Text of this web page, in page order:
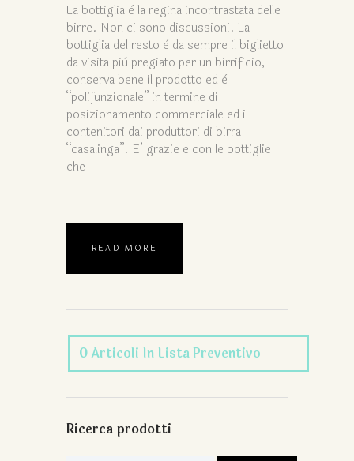
La bottiglia è la regina incontrastata delle
birre. Non ci sono discussioni. La
bottiglia del resto è da sempre il biglietto
da visita più pregiato per un birrificio,
conserva bene il prodotto ed è
“polifunzionale” in termine di
posizionamento commerciale ed i
contenitori dai produttori di birra
“casalinga”. E’ grazie e con le bottiglie
che
READ MORE
0Articoli In Lista Preventivo
Ricerca prodotti